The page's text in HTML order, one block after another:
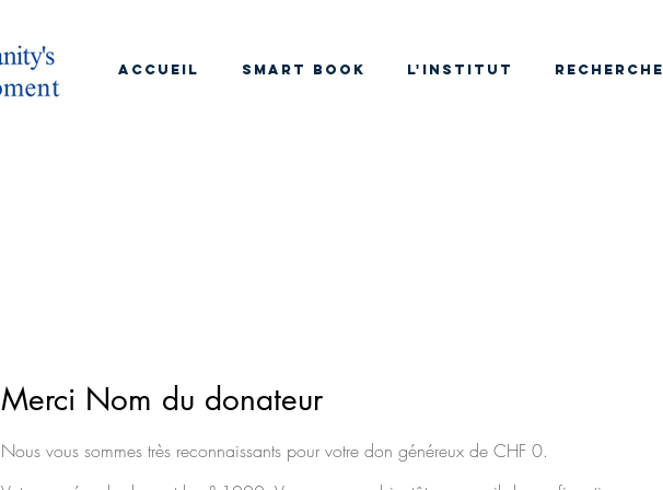
ACCUEIL SMART BOOK L'INSTITUT RECHERCHE
Merci Nom du donateur
Nous vous sommes très reconnaissants pour votre don généreux de CHF 0.